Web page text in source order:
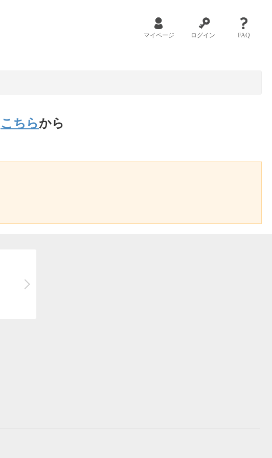
マイページ ログイン FAQ
こちらから